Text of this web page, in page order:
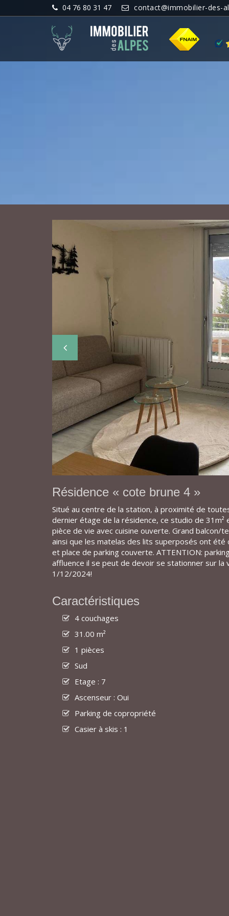
04 76 80 31 47 contact@immobilier-des-
Résidence « cote brune 4 »
Situé au centre de la station, à proximité de
dernier étage de la résidence, ce studio de
pièce de vie avec cuisine ouverte. Grand balcon/
ainsi que les matelas des lits superposés ont
et place de parking couverte. ATTENTION:
affluence il se peut de devoir se stationner sur
1/12/2024!
Caractéristiques
4 couchages
31.00 m²
1 pièces
Sud
Etage : 7
Ascenseur : Oui
Parking de copropriété
Casier à skis : 1